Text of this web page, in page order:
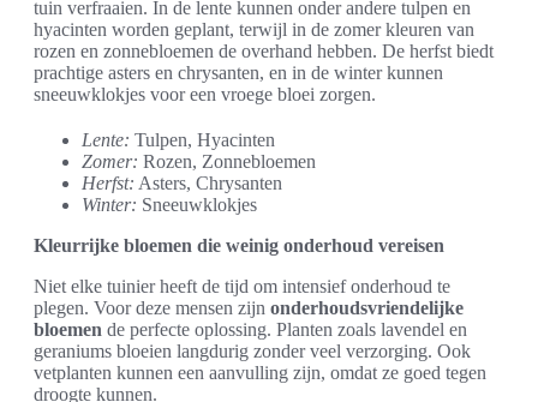
tuin verfraaien. In de lente kunnen onder andere tulpen en
hyacinten worden geplant, terwijl in de zomer kleuren van
rozen en zonnebloemen de overhand hebben. De herfst biedt
prachtige asters en chrysanten, en in de winter kunnen
sneeuwklokjes voor een vroege bloei zorgen.
Lente: Tulpen, Hyacinten
Zomer: Rozen, Zonnebloemen
Herfst: Asters, Chrysanten
Winter: Sneeuwklokjes
Kleurrijke bloemen die weinig onderhoud vereisen
Niet elke tuinier heeft de tijd om intensief onderhoud te
plegen. Voor deze mensen zijn onderhoudsvriendelijke
bloemen de perfecte oplossing. Planten zoals lavendel en
geraniums bloeien langdurig zonder veel verzorging. Ook
vetplanten kunnen een aanvulling zijn, omdat ze goed tegen
droogte kunnen.